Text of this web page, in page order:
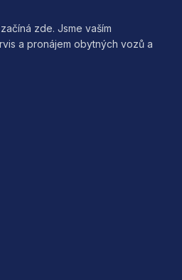
zde. Jsme vaším
a pronájem obytných vozů a